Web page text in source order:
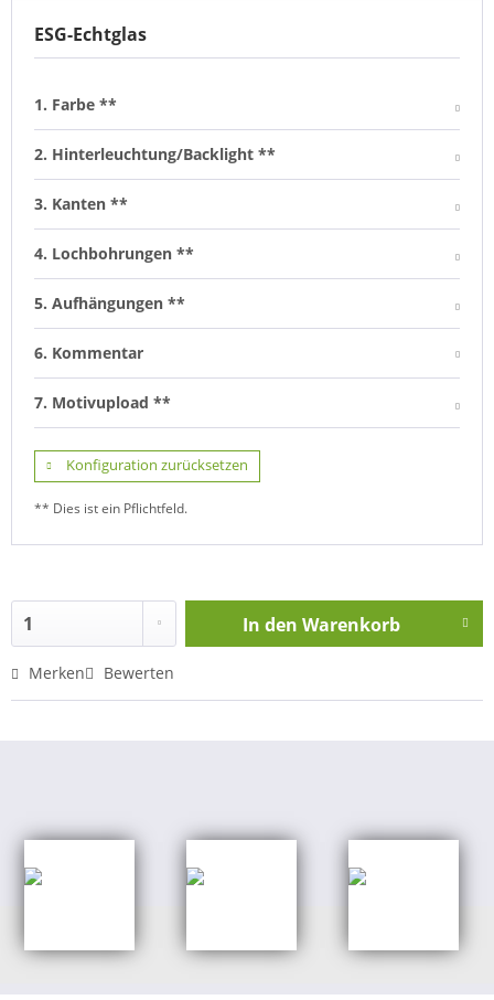
ESG-Echtglas
1. Farbe **
2. Hinterleuchtung/Backlight **
3. Kanten **
4. Lochbohrungen **
5. Aufhängungen **
6. Kommentar
7. Motivupload **
Konfiguration zurücksetzen
** Dies ist ein Pflichtfeld.
In den Warenkorb
Merken Bewerten